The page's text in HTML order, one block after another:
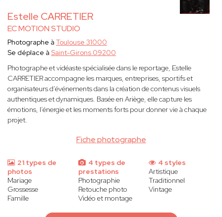
Estelle CARRETIER
EC MOTION STUDIO
Fiche photographe
Photographe à Toulouse 31000
Se déplace à Saint-Girons 09200
Photographe et vidéaste spécialisée dans le reportage, Estelle
CARRETIER accompagne les marques, entreprises, sportifs et
organisateurs d’événements dans la création de contenus visuels
authentiques et dynamiques. Basée en Ariège, elle capture les
émotions, l’énergie et les moments forts pour donner vie à chaque
projet.
21 types de
photos
Mariage
Grossesse
Famille
4 types de
prestations
Photographie
Retouche photo
Vidéo et montage
4 styles
Artistique
Traditionnel
Vintage